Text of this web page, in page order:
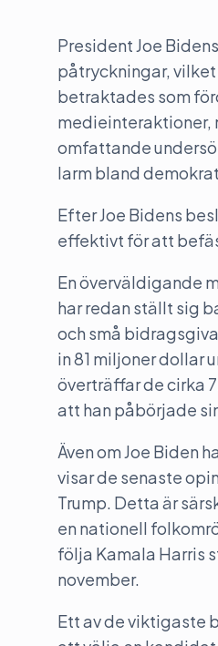
President Joe
påtryckningar,
betraktades som
medieinteraktioner,
omfattande
larm bland
Efter Joe Bidens
effektivt för att
En överväldigande
har redan ställt sig
och små
in 81 miljoner dollar
överträffar de cirka
att han påbörjade
Även om Joe Biden
visar de senaste
Trump. Detta är
en nationell
följa Kamala Harris
november.
Ett av de viktigaste